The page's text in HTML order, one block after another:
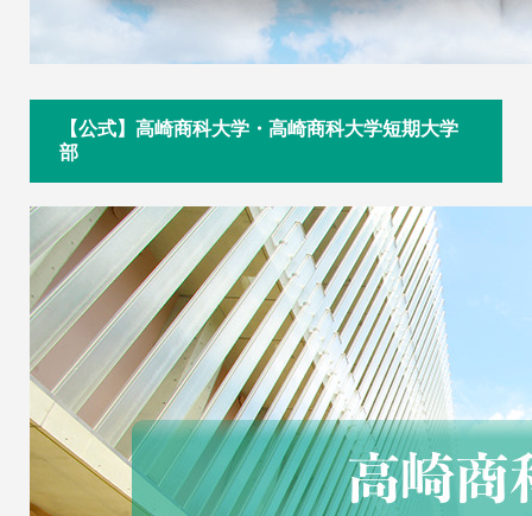
【公式】高崎商科大学・高崎商科大学短期大学
部